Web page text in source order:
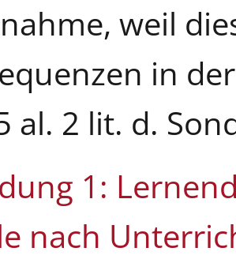
weil
in
al. 2 lit. d.
1:
nach